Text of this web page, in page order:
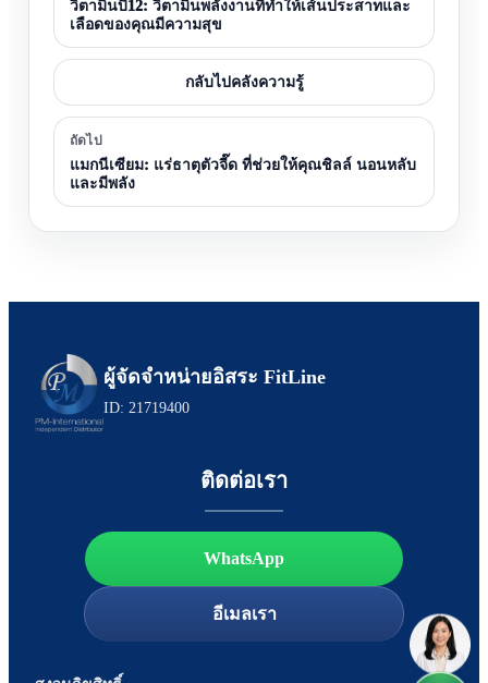
วิตามินบี12: วิตามินพลังงานที่ทำให้เส้นประสาทและ
เลือดของคุณมีความสุข
กลับไปคลังความรู้
ถัดไป
แมกนีเซียม: แร่ธาตุตัวจี๊ด ที่ช่วยให้คุณชิลล์ นอนหลับ
และมีพลัง
ผู้จัดจำหน่ายอิสระ FitLine
ID: 21719400
ติดต่อเรา
WhatsApp
อีเมลเรา